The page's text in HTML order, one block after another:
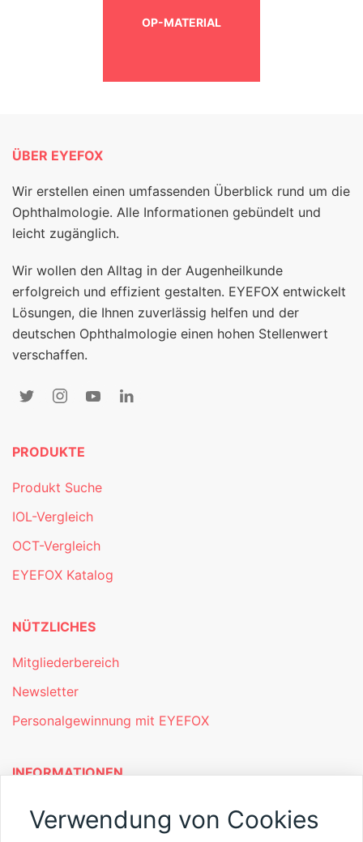
OP-MATERIAL
ÜBER EYEFOX
Wir erstellen einen umfassenden Überblick rund um die
Ophthalmologie. Alle Informationen gebündelt und
leicht zugänglich.
Wir wollen den Alltag in der Augenheilkunde
erfolgreich und effizient gestalten. EYEFOX entwickelt
Lösungen, die Ihnen zuverlässig helfen und der
deutschen Ophthalmologie einen hohen Stellenwert
verschaffen.
PRODUKTE
Produkt Suche
IOL-Vergleich
OCT-Vergleich
EYEFOX Katalog
NÜTZLICHES
Mitgliederbereich
Newsletter
Personalgewinnung mit EYEFOX
INFORMATIONEN
Was ist EYEFOX – Ihre Möglichkeiten
Verwendung von Cookies